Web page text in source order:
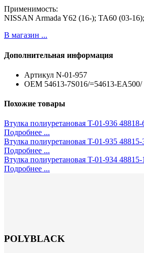
Применимость:
NISSAN Armada Y62 (16-); TA60 (03-
В магазин ...
Дополнительная информация
Артикул N-01-957
ОЕМ 54613-7S016/=54613-EA500/
Похожие товары
Втулка полиуретановая T-01-936
Подробнее ...
Втулка полиуретановая T-01-935
Подробнее ...
Втулка полиуретановая T-01-934
Подробнее ...
POLYBLACK